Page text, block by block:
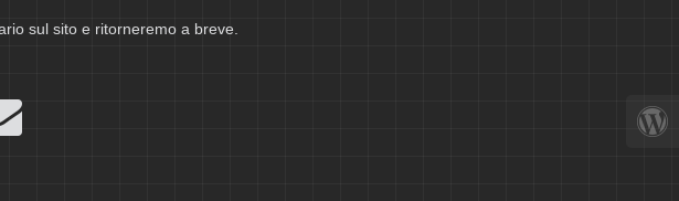
sul sito e ritorneremo a breve.